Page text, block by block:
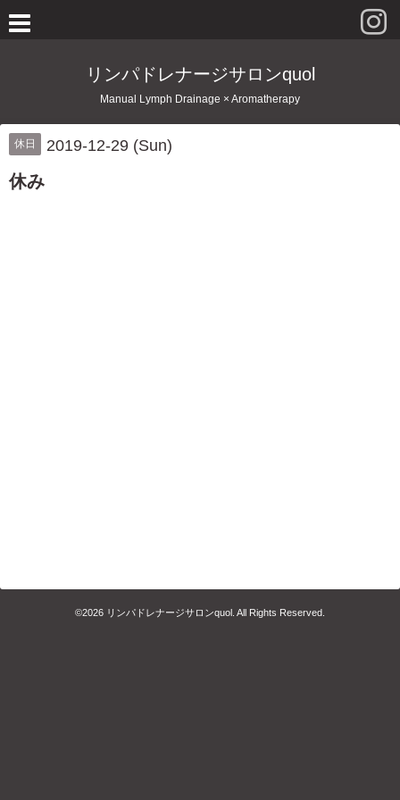
リンパドレナージサロンquol
Manual Lymph Drainage × Aromatherapy
休日 2019-12-29 (Sun)
休み
©2026 リンパドレナージサロンquol . All Rights Reserved.